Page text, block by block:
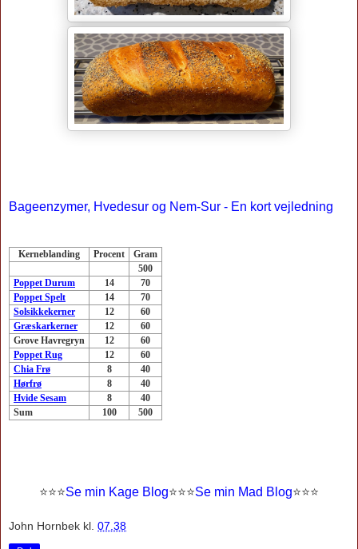
Bageenzymer, Hvedesur og Nem-Sur - En kort vejledning
Kerneblanding Procent
Gram
500
Poppet Durum
14
70
Poppet Spelt
14
70
Solsikkekerner
12
60
Græskarkerner
12
60
Grove Havregryn
12
60
Poppet Rug
12
60
Chia Frø
8
40
Hørfrø
8
40
Hvide Sesam
8
40
Sum
100 500
⭐⭐⭐Se min Kage Blog⭐⭐⭐Se min Mad Blog⭐⭐⭐
John Hornbek kl. 07.38